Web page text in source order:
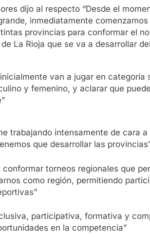
dijo al respecto “Desde el
inmediatamente
provincias para conformar el
La Rioja que se va a desarrollar
van a jugar en categoría
y femenino, y aclarar que
trabajando intensamente de cara
que desarrollar las
conformar torneos regionales que
como región, permitiendo
participativa, formativa y
en la competencia”